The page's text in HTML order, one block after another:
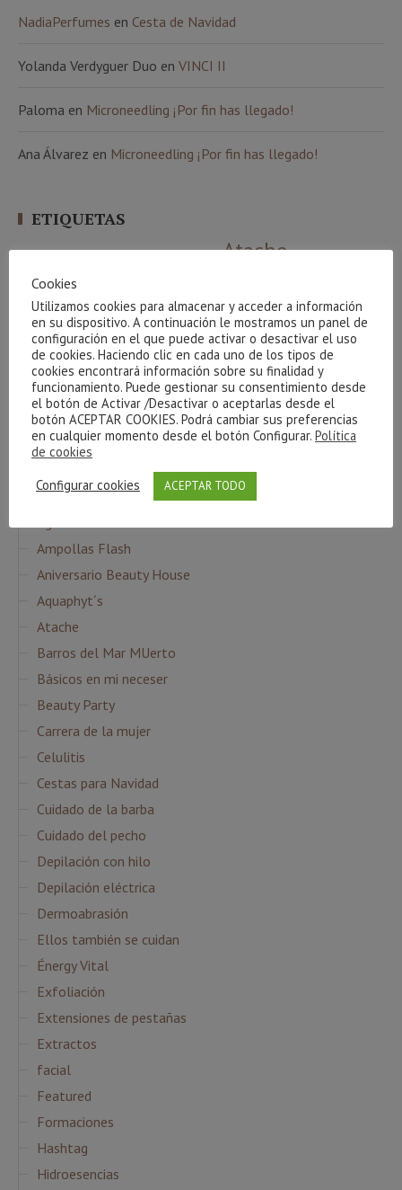
NadiaPerfumes en Cesta de Navidad
Yolanda Verdyguer Duo en VINCI II
Paloma en Microneedling ¡Por fin has llegado!
Ana Álvarez en Microneedling ¡Por fin has llegado!
ETIQUETAS
100 natural amigos arrugas Atache beauty party
beauty team
celulitis Cestas colágeno corporal creativite cuidados básicos Cvital
envejecimiento facial gel gracias hidrófila higieneIndiba
Limpiezaluminosidad manchas Maquillaje
massadaNavidad Nutricosmética oxigenación
piel relaxresultados ritual serum solsorteoverano
Ácido Hialurónico
CATEGORÍAS
Ampollas Flash
Aniversario Beauty House
Aquaphyt´s
Atache
Barros del Mar MUerto
Básicos en mi neceser
Beauty Party
Carrera de la mujer
Celulitis
Cestas para Navidad
Cuidado de la barba
Cuidado del pecho
Depilación con hilo
Depilación eléctrica
Dermoabrasión
Ellos también se cuidan
Énergy Vital
Exfoliación
Extensiones de pestañas
Extractos
facial
Featured
Formaciones
Hashtag
Hidroesencias
Cookies
Utilizamos cookies para almacenar y acceder a información
en su dispositivo. A continuación le mostramos un panel de
configuración en el que puede activar o desactivar el uso
de cookies. Haciendo clic en cada uno de los tipos de
cookies encontrará información sobre su finalidad y
funcionamiento. Puede gestionar su consentimiento desde
el botón de Activar /Desactivar o aceptarlas desde el
botón ACEPTAR COOKIES. Podrá cambiar sus preferencias
en cualquier momento desde el botón Configurar. Política
de cookies
Configurar cookies
ACEPTAR TODO